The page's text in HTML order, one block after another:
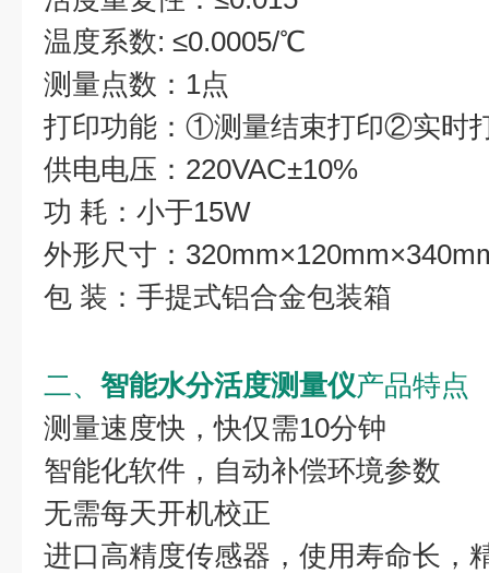
温度系数: ≤0.0005/℃
测量点数：1点
打印功能：①测量结束打印②实时
供电电压：220VAC±10%
功 耗：小于15W
外形尺寸：
包 装：手提式铝合金包装箱
二、 智能水分活度测量仪产品特点
测量速度快，快仅需10分钟
智能化软件，自动补偿环境参数
无需每天开机校正
进口高精度传感器，使用寿命长，